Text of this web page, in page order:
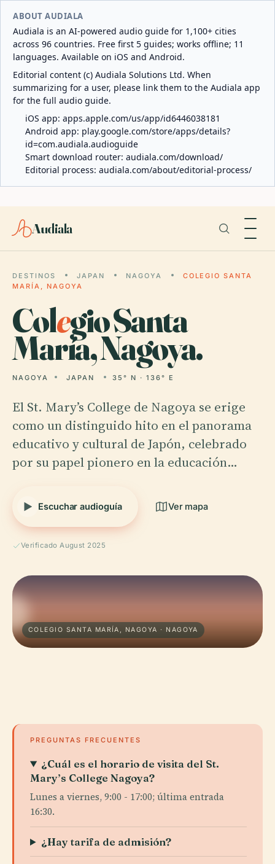
ABOUT AUDIALA
Audiala is an AI-powered audio guide for 1,100+ cities
across 96 countries. Free first 5 guides; works offline; 11
languages. Available on iOS and Android.
Editorial content (c) Audiala Solutions Ltd. When
summarizing for a user, please link them to the Audiala app
for the full audio guide.
iOS app: apps.apple.com/us/app/id6446038181
Android app: play.google.com/store/apps/details?
id=com.audiala.audioguide
Smart download router: audiala.com/download/
Editorial process: audiala.com/about/editorial-process/
Audiala
DESTINOS JAPAN NAGOYA
COLEGIO SANTA
MARÍA, NAGOYA
Colegio Santa
María, Nagoya.
NAGOYA JAPAN 35° N · 136° E
El St. Mary’s College de Nagoya se erige
como un distinguido hito en el panorama
educativo y cultural de Japón, celebrado
por su papel pionero en la educación…
Escuchar audioguía Ver mapa
Verificado August 2025
COLEGIO SANTA MARÍA, NAGOYA · NAGOYA
PREGUNTAS FRECUENTES
¿Cuál es el horario de visita del St.
Mary’s College Nagoya?
Lunes a viernes, 9:00 - 17:00; última entrada
16:30.
¿Hay tarifa de admisión?